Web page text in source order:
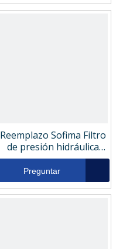
Reemplazo Sofima Filtro
de presión hidráulica
SHD0075FV11
Preguntar